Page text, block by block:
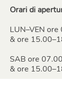
Orari di
LUN–VEN
& ore
SAB ore
& ore